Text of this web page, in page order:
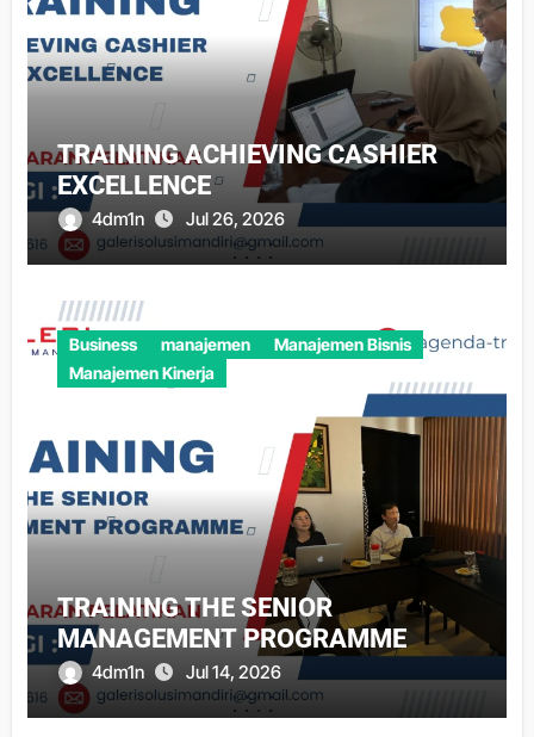
TRAINING ACHIEVING CASHIER
EXCELLENCE
4dm1n Jul 26, 2026
Business manajemen
Manajemen Bisnis
Manajemen Kinerja
TRAINING THE SENIOR
MANAGEMENT PROGRAMME
4dm1n Jul 14, 2026